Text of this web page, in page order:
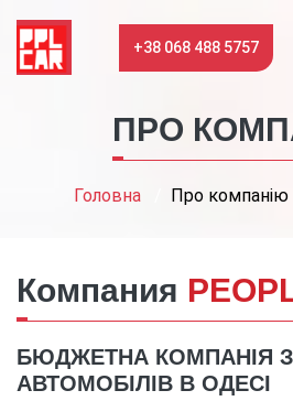
+38 068 488 5757
ПРО
Головна Про
Компания
БЮДЖЕТНА КОМПАНІЯ
АВТОМОБІЛІВ В ОДЕСІ